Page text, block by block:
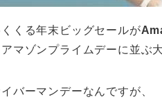
くる年末ビッグセールが
マゾンプライムデーに並ぶ
バーマンデーなんですが、